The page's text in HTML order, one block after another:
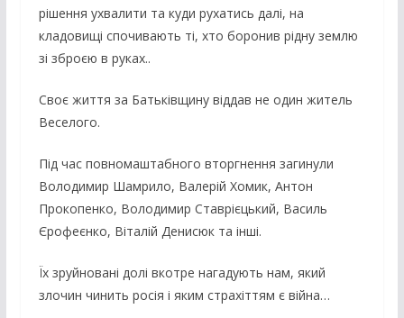
рішення ухвалити та куди рухатись далі, на
кладовищі спочивають ті, хто боронив рідну землю
зі зброєю в руках..
Своє життя за Батьківщину віддав не один житель
Веселого.
Під час повномаштабного вторгнення загинули
Володимир Шамрило, Валерій Хомик, Антон
Прокопенко, Володимир Ставрієцький, Василь
Єрофеєнко, Віталій Денисюк та інші.
Їх зруйновані долі вкотре нагадують нам, який
злочин чинить росія і яким страхіттям є війна…